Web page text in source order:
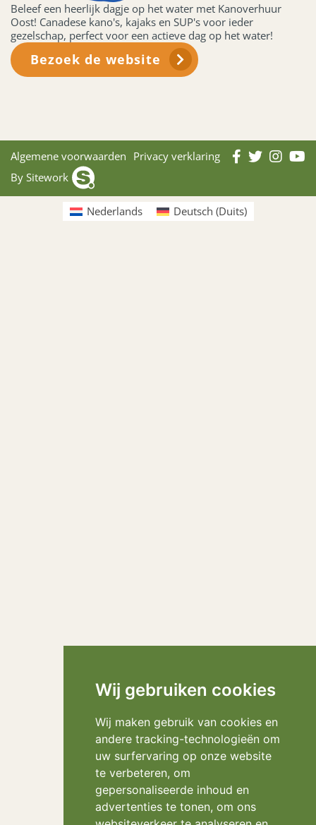
Wij gebruiken cookies
Wij maken gebruik van cookies en
andere tracking-technologieën om
uw surfervaring op onze website
te verbeteren, om
gepersonaliseerde inhoud en
advertenties te tonen, om ons
Beleef een heerlijk dagje op het water met Kanoverhuur
Oost! Canadese kano's, kajaks en SUP's voor ieder
gezelschap, perfect voor een actieve dag op het water!
Bezoek de website
Algemene voorwaarden Privacy verklaring
By Sitework
Nederlands Deutsch (Duits)